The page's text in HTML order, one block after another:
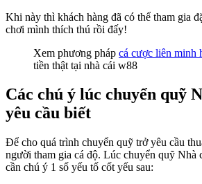
Khi này thì khách hàng đã có thể tham gia
chơi mình thích thú rồi đấy!
Xem phương pháp cá cược liên minh
tiền thật tại nhà cái w88
Các chú ý lúc chuyển quỹ
yêu cầu biết
Để cho quá trình chuyển quỹ trở yêu cầu
người tham gia cá độ. Lúc chuyển quỹ Nhà
cần chú ý 1 số yếu tố cốt yếu sau: